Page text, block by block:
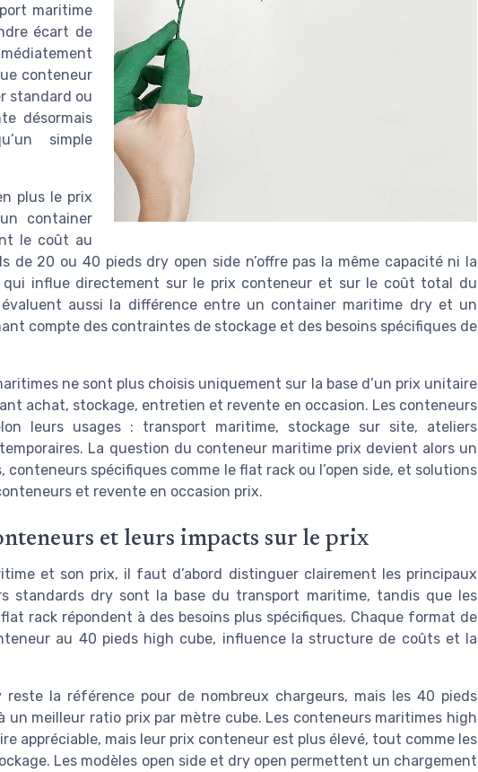
maritime
écart de
conteneur
standard ou
désormais
simple
plus le prix
container
le coût au
de 20 ou 40 pieds dry open side n’offre pas la même capacité ni la
qui influe directement sur le prix conteneur et sur le coût total du
évaluent aussi la différence entre un container maritime dry et un
compte des contraintes de stockage et des besoins spécifiques de
ne sont plus choisis uniquement sur la base d’un prix unitaire
achat, stockage, entretien et revente en occasion. Les conteneurs
leurs usages : transport maritime, stockage sur site, ateliers
La question du conteneur maritime prix devient alors un
spécifiques comme le flat rack ou l’open side, et solutions
et revente en occasion prix.
et leurs impacts sur le prix
et son prix, il faut d’abord distinguer clairement les principaux
standards dry sont la base du transport maritime, tandis que les
rack répondent à des besoins plus spécifiques. Chaque format de
au 40 pieds high cube, influence la structure de coûts et la
la référence pour de nombreux chargeurs, mais les 40 pieds
meilleur ratio prix par mètre cube. Les conteneurs maritimes high
appréciable, mais leur prix conteneur est plus élevé, tout comme les
Les modèles open side et dry open permettent un chargement